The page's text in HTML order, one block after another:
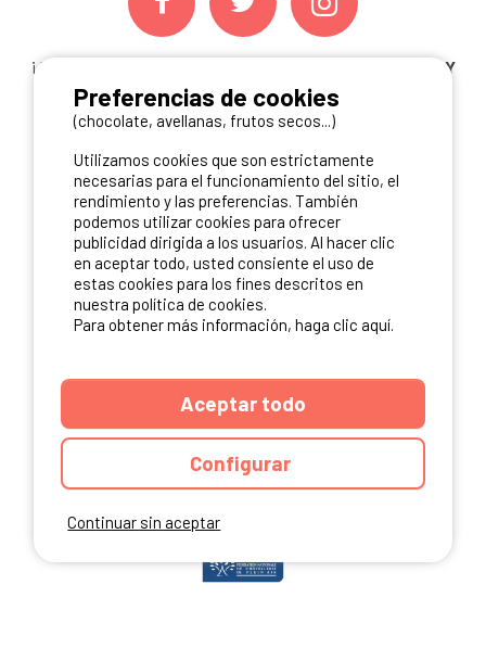
¡ Y NO TE PIERDAS NUESTRAS
OFERTAS, CONCURSOS Y
NOVEDADESINSCRIBIÉNDOTE A NUESTRA
NEWSLETTER!
ME INSCRIBO
NUESTROS PARTNERS
Continuar sin aceptar
Preferencias de cookies
(chocolate, avellanas, frutos secos...)
Utilizamos cookies que son estrictamente
necesarias para el funcionamiento del sitio, el
rendimiento y las preferencias. También
podemos utilizar cookies para ofrecer
publicidad dirigida a los usuarios. Al hacer clic
en aceptar todo, usted consiente el uso de
estas cookies para los fines descritos en
nuestra política de cookies.
Para obtener más información, haga clic aquí.
Aceptar todo
Configurar